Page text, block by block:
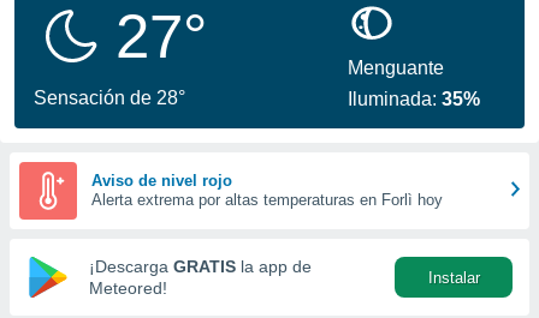
calidad.
a este
las
y
forma
digital
basada
27°
Sensación de 28°
Menguante
Iluminada:35%
Aviso de nivel rojo
Alerta extrema por altas temperaturas en Forlì hoy
¡Descarga GRATIS la app de
Meteored!
Instalar